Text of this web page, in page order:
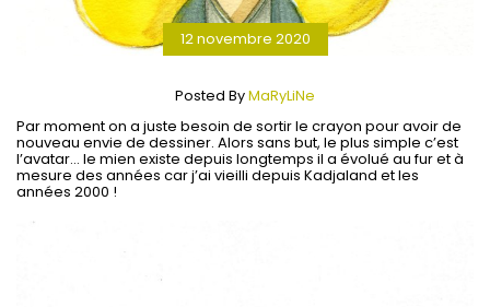
12 novembre 2020
Posted ByMaRyLiNe
Par moment on a juste besoin de sortir le crayon pour avoir de
nouveau envie de dessiner. Alors sans but, le plus simple c’est
l’avatar… le mien existe depuis longtemps il a évolué au fur et à
mesure des années car j’ai vieilli depuis Kadjaland et les
années 2000 !